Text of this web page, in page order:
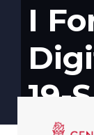
I
19-S